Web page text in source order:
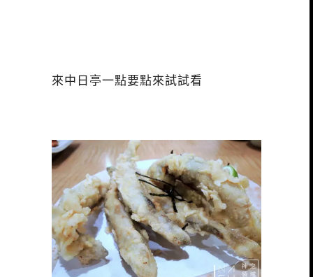
來中日亭一點要點來試試看